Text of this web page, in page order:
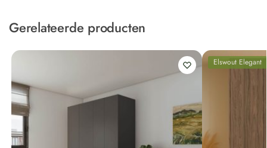
Gerelateerde producten
Elswout Elegant